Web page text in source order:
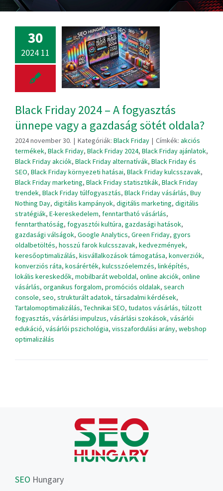
30
2024 11
Black Friday 2024 – A fogyasztás
ünnepe vagy a gazdaság sötét oldala?
2024 november 30. | Kategóriák: Black Friday | Címkék: akciós
termékek, Black Friday, Black Friday 2024, Black Friday ajánlatok,
Black Friday akciók, Black Friday alternatívák, Black Friday és
SEO, Black Friday környezeti hatásai, Black Friday kulcsszavak,
Black Friday marketing, Black Friday statisztikák, Black Friday
trendek, Black Friday túlfogyasztás, Black Friday vásárlás, Buy
Nothing Day, digitális kampányok, digitális marketing, digitális
stratégiák, E-kereskedelem, fenntartható vásárlás,
fenntarthatóság, fogyasztói kultúra, gazdasági hatások,
gazdasági válságok, Google Analytics, Green Friday, gyors
oldalbetöltés, hosszú farok kulcsszavak, kedvezmények,
keresőoptimalizálás, kisvállalkozások támogatása, konverziók,
konverziós ráta, kosárérték, kulcsszóelemzés, linképítés,
lokális kereskedők, mobilbarát weboldal, online akciók, online
vásárlás, organikus forgalom, promóciós oldalak, search
console, seo, strukturált adatok, társadalmi kérdések,
Tartalomoptimalizálás, Technikai SEO, tudatos vásárlás, túlzott
fogyasztás, vásárlási impulzus, vásárlási szokások, vásárlói
edukáció, vásárlói pszichológia, visszafordulási arány, webshop
optimalizálás
SEO Hungary